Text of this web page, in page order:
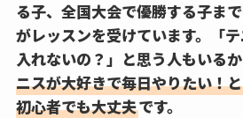
る子、全国大会で優勝する子ま
がレッスンを受けています。「
入れないの？」と思う人もいるか
ニスが大好きで毎日やりたい！
初心者でも大丈夫です。